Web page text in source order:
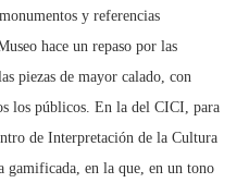
y referencias
hace un repaso por las
piezas de mayor calado, con
los públicos. En la del CICI, para
de Interpretación de la Cultura
gamificada, en la que, en un tono